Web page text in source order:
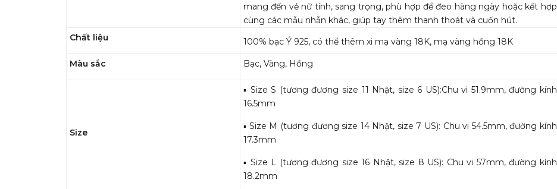
mang đến vẻ nữ tính, sang trọng, phù hợp để đeo hàng ngày hoặc kết hợp
cùng các mẫu nhẫn khác, giúp tay thêm thanh thoát và cuốn hút.
Chất liệu
100% bạc Ý 925, có thể thêm xi mạ vàng 18K, mạ vàng hồng 18K
Màu sắc Bạc, Vàng, Hồng
Size
▪️ Size S (tương đương size 11 Nhật, size 6 US):Chu vi 51.9mm, đường kính
16.5mm
▪️ Size M (tương đương size 14 Nhật, size 7 US): Chu vi 54.5mm, đường kính
17.3mm
▪️ Size L (tương đương size 16 Nhật, size 8 US): Chu vi 57mm, đường kính
18.2mm